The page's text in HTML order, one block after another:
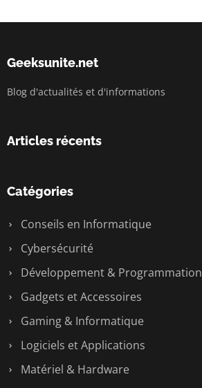
Geeksunite.net
Blog d'actualités et d'informations
Articles récents
Catégories
Conseils en Informatique
Cybersécurité
Développement & Programmation
Gadgets et Accessoires
Gaming & Informatique
Logiciels et Applications
Matériel & Hardware